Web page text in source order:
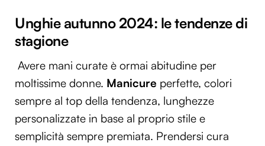
Unghie autunno 2024: le tendenze di
stagione
Avere mani curate è ormai abitudine per
moltissime donne. Manicure perfette, colori
sempre al top della tendenza, lunghezze
personalizzate in base al proprio stile e
semplicità sempre premiata. Prendersi cura